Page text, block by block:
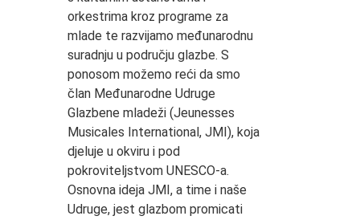
orkestrima kroz programe za
mlade te razvijamo međunarodnu
suradnju u području glazbe. S
ponosom možemo reći da smo
član Međunarodne Udruge
Glazbene mladeži (Jeunesses
Musicales International, JMI), koja
djeluje u okviru i pod
pokroviteljstvom UNESCO-a.
Osnovna ideja JMI, a time i naše
Udruge, jest glazbom promicati